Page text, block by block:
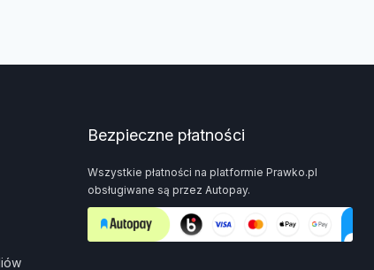
Bezpieczne płatności
Wszystkie płatności na platformie Prawko.pl
obsługiwane są przez Autopay.